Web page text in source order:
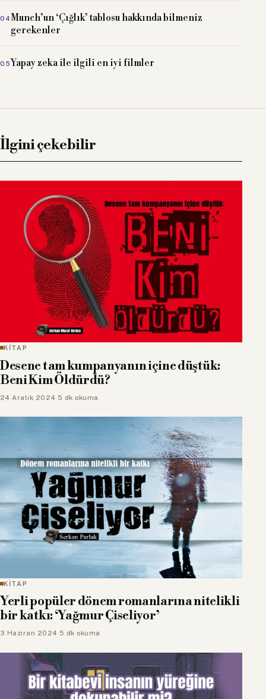
Munch’un ‘Çığlık’ tablosu hakkında bilmeniz
gerekenler
Yapay zeka ile ilgili en iyi filmler
İlgini çekebilir
KİTAP
Desene tam kumpanyanın içine düştük:
Beni Kim Öldürdü?
24 Aralık 2024· 5 dk okuma
KİTAP
Yerli popüler dönem romanlarına nitelikli
bir katkı: ‘Yağmur Çiseliyor’
3 Haziran 2024· 5 dk okuma